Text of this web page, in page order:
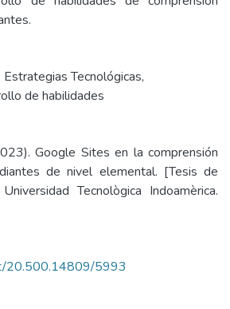
Estrategias Tecnológicas,
de habilidades
Google Sites en la comprensión
de nivel elemental. [Tesis de
Tecnològica Indoamèrica.
20.500.14809/5993